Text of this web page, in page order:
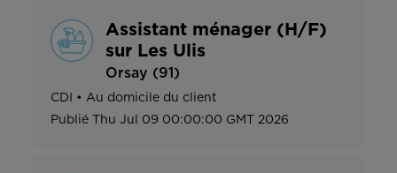
Assistant ménager (H/F)
sur Les Ulis
Orsay (91)
CDI • Au domicile du client
Publié Thu Jul 09 00:00:00 GMT 2026